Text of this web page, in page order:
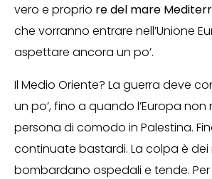
vero e proprio re del mare
che vorranno entrare nell’Unione
aspettare ancora un po’.
Il Medio Oriente? La guerra deve
un po’, fino a quando l’Europa
persona di comodo in Palestina.
continuate bastardi. La colpa è dei
bombardano ospedali e tende.